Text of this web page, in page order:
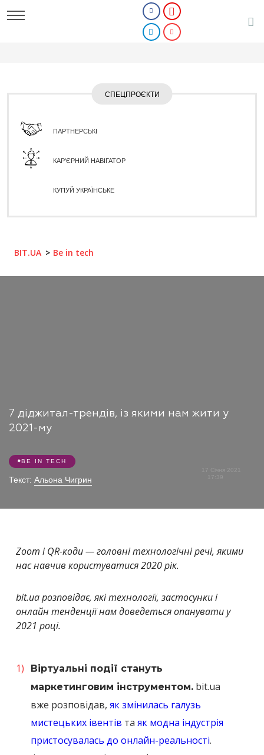
СПЕЦПРОЄКТИ
ПАРТНЕРСЬКІ
КАР'ЄРНИЙ НАВІГАТОР
КУПУЙ УКРАЇНСЬКЕ
BIT.UA Be in tech
7 діджитал-трендів, із якими нам жити у
2021-му
BE IN TECH
Текст: Альона Чигрин
17 Січня 2021
17:39
Zoom і QR-коди — головні технологічні речі, якими
нас навчив користуватися 2020 рік.
bit.ua розповідає, які технології, застосунки і
онлайн тенденції нам доведеться опанувати у
2021 році.
Віртуальні події стануть
маркетинговим інструментом. bit.ua
вже розповідав, як змінилась галузь
мистецьких івентів та як модна індустрія
пристосувалась до онлайн-реальності.